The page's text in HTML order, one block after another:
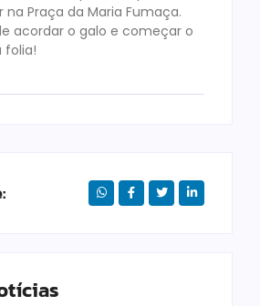
Praça da Maria Fumaça.
acordar o galo e começar o
folia!